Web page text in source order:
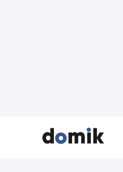


